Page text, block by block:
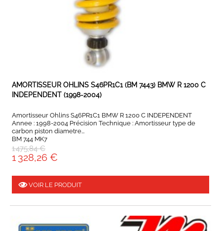
EXPEDIÉ SOUS 5 À 10 JOURS
AMORTISSEUR OHLINS S46PR1C1 (BM 7443) BMW R 1200 C
INDEPENDENT (1998-2004)
Amortisseur Ohlins S46PR1C1 BMW R 1200 C INDEPENDENT
Annee : 1998-2004 Précision Technique : Amortisseur type de
carbon piston diametre...
BM 744 MK7
1 475,84 €
1 328,26 €
VOIR LE PRODUIT